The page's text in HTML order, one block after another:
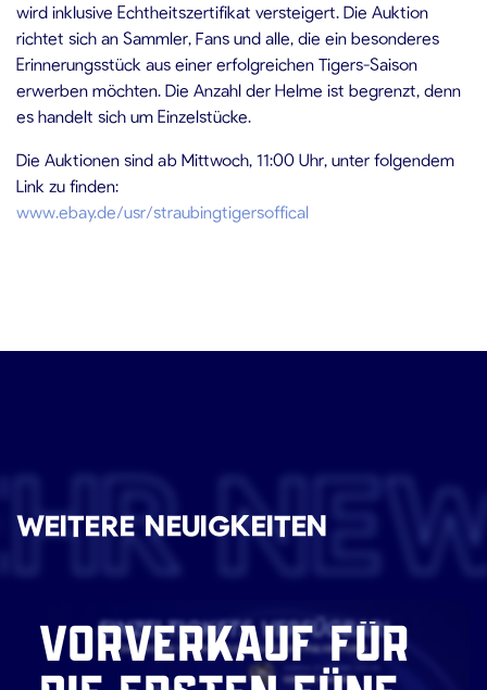
wird inklusive Echtheitszertifikat versteigert. Die Auktion
richtet sich an Sammler, Fans und alle, die ein besonderes
Erinnerungsstück aus einer erfolgreichen Tigers-Saison
erwerben möchten. Die Anzahl der Helme ist begrenzt, denn
es handelt sich um Einzelstücke.
Die Auktionen sind ab Mittwoch, 11:00 Uhr, unter folgendem
Link zu finden:
www.ebay.de/usr/straubingtigersoffical
WEITERE NEUIGKEITEN
VORVERKAUF FÜR